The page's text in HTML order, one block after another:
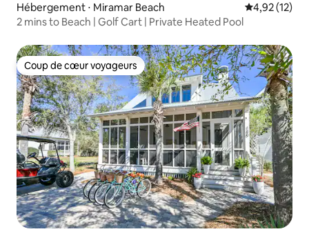
Hébergement ⋅ Miramar Beach Évaluation
4,92 (12)
2 mins to Beach | Golf Cart | Private Heated Pool
Coup de cœur voyageurs
Coup de cœur voyageurs